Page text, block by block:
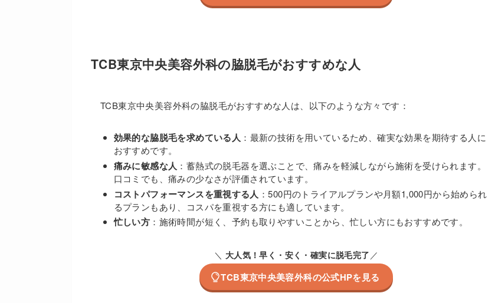
TCB東京中央美容外科の脇脱毛がおすすめな人
TCB東京中央美容外科の脇脱毛がおすすめな人は、以下のような方々です：
効果的な脇脱毛を求めている人 ：最新の技術を用いているため、確実な効果を期待する人に
おすすめです。
痛みに敏感な人 ：蓄熱式の脱毛器を選ぶことで、痛みを軽減しながら施術を受けられます。
口コミでも、痛みの少なさが評価されています。
コストパフォーマンスを重視する人 ：500円のトライアルプランや月額1,000円から始められ
るプランもあり、コスパを重視する方にも適しています。
忙しい方 ：施術時間が短く、予約も取りやすいことから、忙しい方にもおすすめです。
＼ 大人気！早く・安く・確実に脱毛完了 ／
TCB東京中央美容外科の公式HPを見る